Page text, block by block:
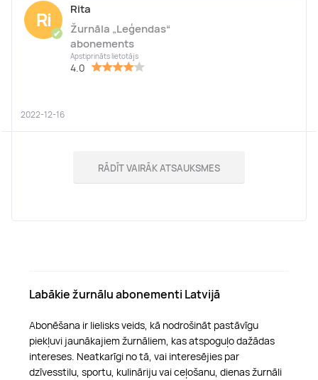
Ri
✔
Rita
Žurnāla „Leģendas“
abonements
Apstiprināts lietotājs
4.0
2022-12-16
RĀDĪT VAIRĀK ATSAUKSMES
Labākie žurnālu abonementi Latvijā
Abonēšana ir lielisks veids, kā nodrošināt pastāvīgu
piekļuvi jaunākajiem žurnāliem, kas atspoguļo dažādas
intereses. Neatkarīgi no tā, vai interesējies par
dzīvesstilu, sportu, kulināriju vai ceļošanu, dienas žurnāli